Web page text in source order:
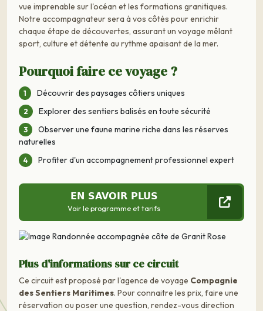
vue imprenable sur l'océan et les formations granitiques.
Notre accompagnateur sera à vos côtés pour enrichir
chaque étape de découvertes, assurant un voyage mêlant
sport, culture et détente au rythme apaisant de la mer.
Pourquoi faire ce voyage ?
Découvrir des paysages côtiers uniques
Explorer des sentiers balisés en toute sécurité
Observer une faune marine riche dans les réserves
naturelles
Profiter d'un accompagnement professionnel expert
EN SAVOIR PLUS
Voir le programme et tarifs
Plus d'informations sur ce circuit
Ce circuit est proposé par l'agence de voyage Compagnie
des Sentiers Maritimes. Pour connaitre les prix, faire une
réservation ou poser une question, rendez-vous direction